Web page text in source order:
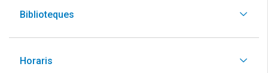
Biblioteques
Horaris